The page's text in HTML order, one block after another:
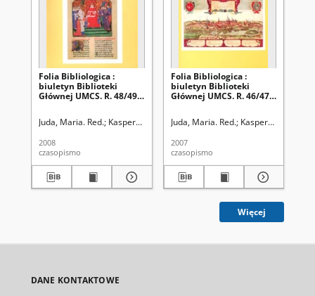
Folia Bibliologica :
biuletyn Biblioteki
Głównej UMCS. R. 48/49
Juda, Maria. Red. Kasperek, Bogusław. Red. Uniwersytet Marii Curie
2008
czasopismo
Folia Bibliologica :
biuletyn Biblioteki
Głównej UMCS. R. 46/47
Juda, Maria. Red. Kasperek,
2007
czasopismo
Więcej
DANE KONTAKTOWE